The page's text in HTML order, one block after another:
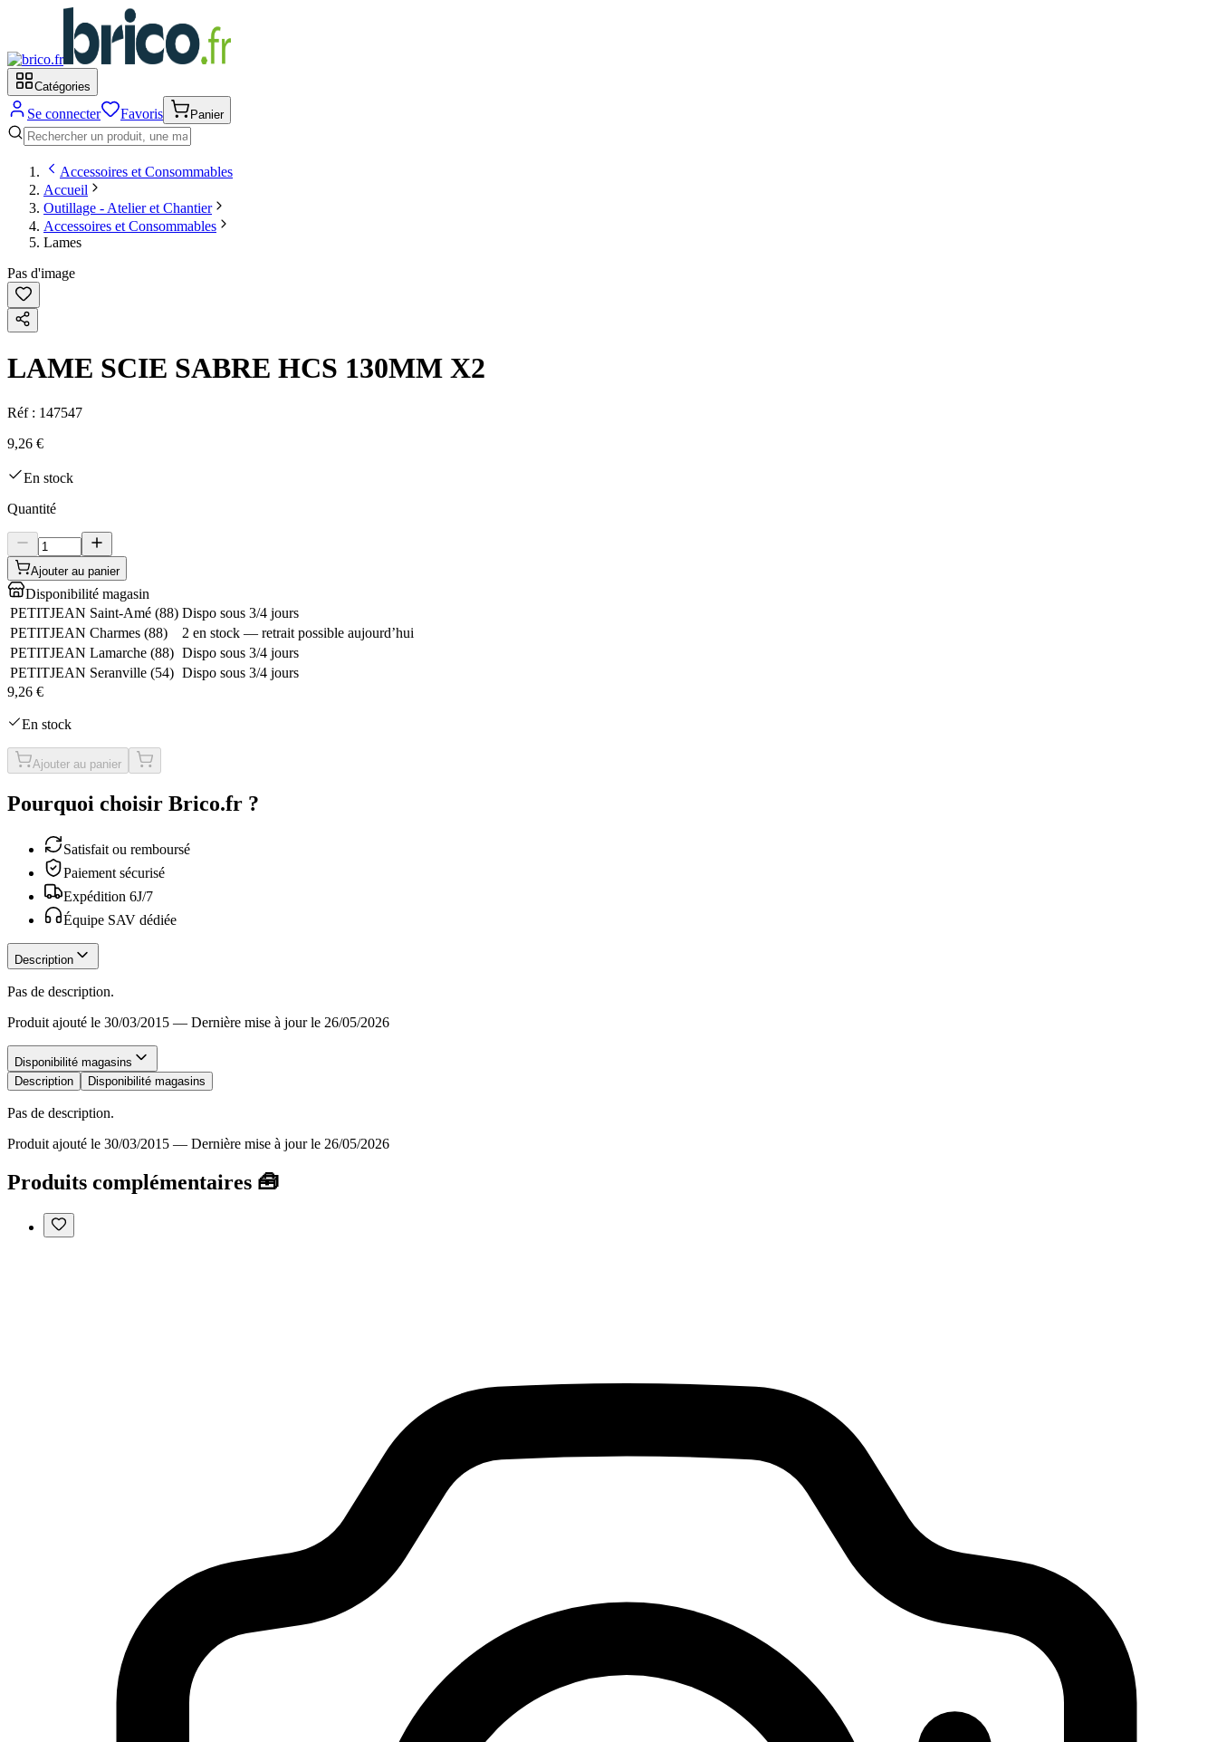
Catégories
Se connecter Favoris Panier
Accessoires et Consommables
Accueil
Outillage - Atelier et Chantier
Accessoires et Consommables
Lames
Pas d'image
LAME SCIE SABRE HCS 130MM X2
Réf : 147547
9,26 €
En stock
Quantité
Ajouter au panier
Disponibilité magasin
PETITJEAN Saint-Amé (88) Dispo sous 3/4 jours
PETITJEAN Charmes (88)
2 en stock — retrait possible aujourd’hui
PETITJEAN Lamarche (88) Dispo sous 3/4 jours
PETITJEAN Seranville (54) Dispo sous 3/4 jours
9,26 €
En stock
Ajouter au panier
Pourquoi choisir Brico.fr ?
Satisfait ou remboursé
Paiement sécurisé
Expédition 6J/7
Équipe SAV dédiée
Description
Pas de description.
Produit ajouté le 30/03/2015 — Dernière mise à jour le 26/05/2026
Disponibilité magasins
Description
Disponibilité magasins
Pas de description.
Produit ajouté le 30/03/2015 — Dernière mise à jour le 26/05/2026
Produits complémentaires 🧰